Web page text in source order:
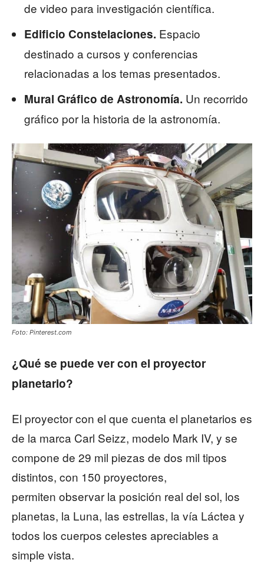
de video para investigación científica.
Edificio Constelaciones. Espacio
destinado a cursos y conferencias
relacionadas a los temas presentados.
Mural Gráfico de Astronomía. Un recorrido
gráfico por la historia de la astronomía.
Foto: Pinterest.com
¿Qué se puede ver con el proyector
planetario?
El proyector con el que cuenta el planetarios es
de la marca Carl Seizz, modelo Mark IV, y se
compone de 29 mil piezas de dos mil tipos
distintos, con 150 proyectores,
permiten observar la posición real del sol, los
planetas, la Luna, las estrellas, la vía Láctea y
todos los cuerpos celestes apreciables a
simple vista.